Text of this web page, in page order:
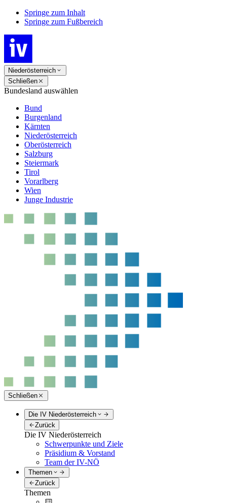
Springe zum Inhalt
Springe zum Fußbereich
Niederösterreich
Schließen
Bundesland auswählen
Bund
Burgenland
Kärnten
Niederösterreich
Oberösterreich
Salzburg
Steiermark
Tirol
Vorarlberg
Wien
Junge Industrie
Schließen
Die IV Niederösterreich
Zurück
Die IV Niederösterreich
Schwerpunkte und Ziele
Präsidium & Vorstand
Team der IV-NÖ
Themen
Zurück
Themen